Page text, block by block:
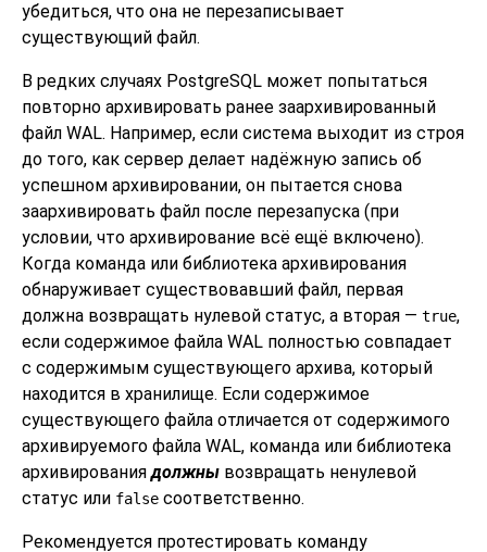
убедиться, что она не перезаписывает
существующий файл.
В редких случаях PostgreSQL может попытаться
повторно архивировать ранее заархивированный
файл WAL. Например, если система выходит из строя
до того, как сервер делает надёжную запись об
успешном архивировании, он пытается снова
заархивировать файл после перезапуска (при
условии, что архивирование всё ещё включено).
Когда команда или библиотека архивирования
обнаруживает существовавший файл, первая
должна возвращать нулевой статус, а вторая — true,
если содержимое файла WAL полностью совпадает
с содержимым существующего архива, который
находится в хранилище. Если содержимое
существующего файла отличается от содержимого
архивируемого файла WAL, команда или библиотека
архивированиядолжны возвращать ненулевой
статус или false соответственно.
Рекомендуется протестировать команду